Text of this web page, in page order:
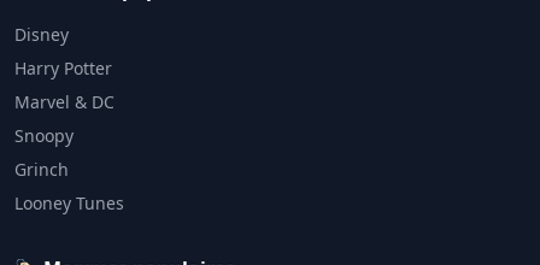
Disney
Harry Potter
Marvel & DC
Snoopy
Grinch
Looney Tunes